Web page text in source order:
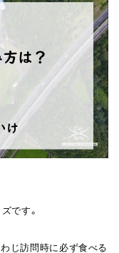
です。
じ訪問時に必ず食べる